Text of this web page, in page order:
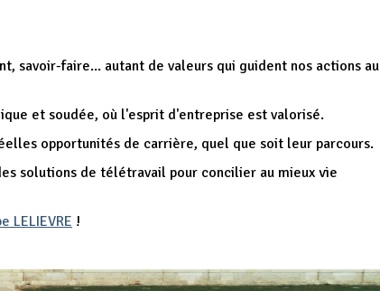
savoir-faire... autant de valeurs qui guident nos actions au
et soudée, où l'esprit d'entreprise est valorisé.
opportunités de carrière, quel que soit leur parcours.
solutions de télétravail pour concilier au mieux vie
LELIEVRE !